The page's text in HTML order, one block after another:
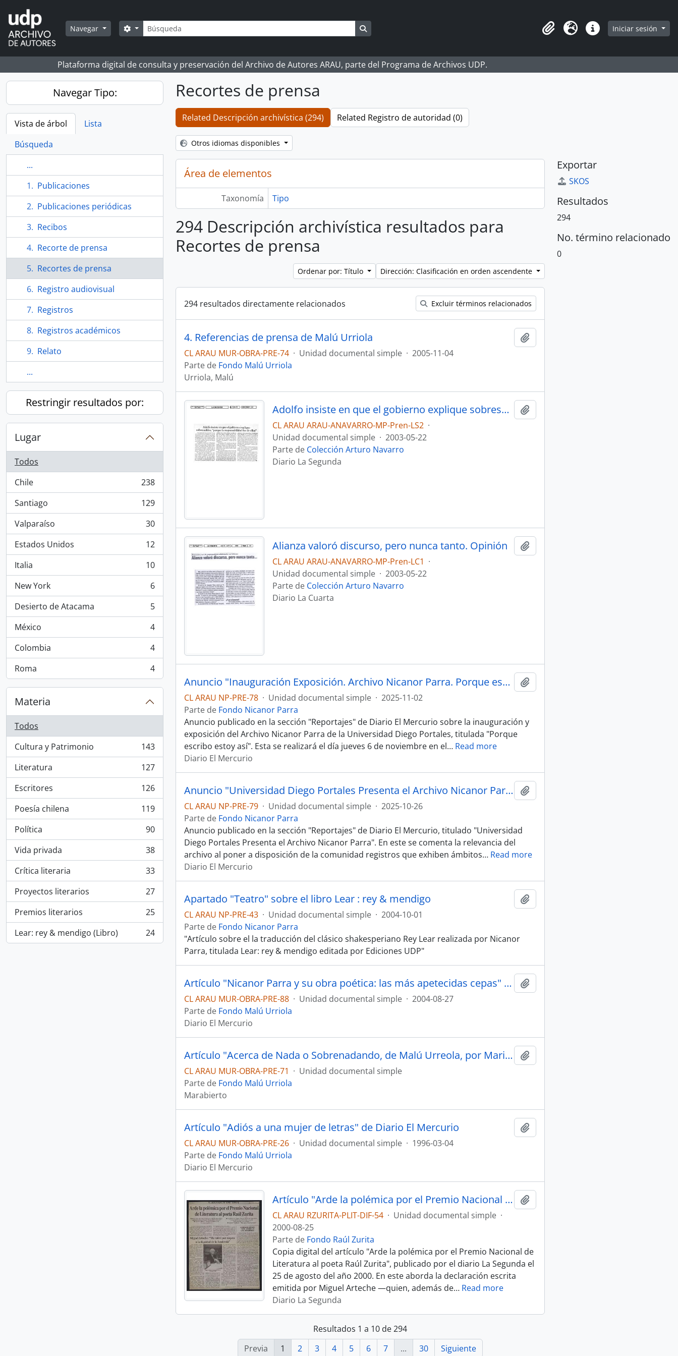
Skip to main content
Navegar Búsqueda
Search options
Portapapeles
Idioma Enlaces rápidos
Iniciar sesión
Plataforma digital de consulta y preservación del Archivo de Autores ARAU, parte del Programa de Archivos UDP.
Navegar Tipo:
Vista de árbol
Lista
Búsqueda
...
Publicaciones
Publicaciones periódicas
Recibos
Recorte de prensa
Recortes de prensa
Registro audiovisual
Registros
Registros académicos
Relato
...
Restringir resultados por:
Lugar
Todos
Chile
, 238 resultados
238
Santiago
, 129 resultados
129
Valparaíso
, 30 resultados
30
Estados Unidos
, 12 resultados
12
Italia
, 10 resultados
10
New York
, 6 resultados
6
Desierto de Atacama
, 5 resultados
5
México
, 4 resultados
4
Colombia
, 4 resultados
4
Roma
, 4 resultados 4
Materia
Todos
Cultura y Patrimonio
, 143 resultados
143
Literatura
, 127 resultados
127
Escritores
, 126 resultados
126
Poesía chilena
, 119 resultados
119
Política
, 90 resultados
90
Vida privada
, 38 resultados
38
Crítica literaria
, 33 resultados
33
Proyectos literarios
, 27 resultados
27
Premios literarios
, 25 resultados
25
Lear: rey & mendigo (Libro)
, 24 resultados 24
Recortes de prensa
Related Descripción archivística (294) Related Registro de autoridad (0)
Otros idiomas disponibles
Área de elementos
Taxonomía Tipo
294 Descripción archivística resultados para
Recortes de prensa
Ordenar por: Título Dirección: Clasificación en orden ascendente
294 resultados directamente relacionados Excluir términos relacionados
4. Referencias de prensa de Malú Urriola
CL ARAU MUR-OBRA-PRE-74 · Unidad documental simple · 2005-11-04
Parte de Fondo Malú Urriola
Urriola, Malú
Adolfo insiste en que el gobierno explique sobresueldos, "porque la responsabilidad fue de ellos". Opinión
CL ARAU ARAU-ANAVARRO-MP-Pren-LS2 ·
Unidad documental simple · 2003-05-22
Parte de Colección Arturo Navarro
Diario La Segunda
Alianza valoró discurso, pero nunca tanto. Opinión
CL ARAU ARAU-ANAVARRO-MP-Pren-LC1 ·
Unidad documental simple · 2003-05-22
Parte de Colección Arturo Navarro
Diario La Cuarta
Anuncio "Inauguración Exposición. Archivo Nicanor Parra. Porque escribo estoy así" en Reportajes de El Mercurio
CL ARAU NP-PRE-78 · Unidad documental simple · 2025-11-02
Parte de Fondo Nicanor Parra
Anuncio publicado en la sección "Reportajes" de Diario El Mercurio sobre la inauguración y
exposición del Archivo Nicanor Parra de la Universidad Diego Portales, titulada "Porque
escribo estoy así". Esta se realizará el día jueves 6 de noviembre en el… Read more
Diario El Mercurio
Anuncio "Universidad Diego Portales Presenta el Archivo Nicanor Parra" en Reportajes de El Mercurio
CL ARAU NP-PRE-79 · Unidad documental simple · 2025-10-26
Parte de Fondo Nicanor Parra
Anuncio publicado en la sección "Reportajes" de Diario El Mercurio, titulado "Universidad
Diego Portales Presenta el Archivo Nicanor Parra". En este se comenta la relevancia del
archivo al poner a disposición de la comunidad registros que exhiben ámbitos… Read more
Diario El Mercurio
Apartado "Teatro" sobre el libro Lear : rey & mendigo
CL ARAU NP-PRE-43 · Unidad documental simple · 2004-10-01
Parte de Fondo Nicanor Parra
"Artículo sobre el la traducción del clásico shakesperiano Rey Lear realizada por Nicanor
Parra, titulada Lear: rey & mendigo editada por Ediciones UDP"
Artículo "Nicanor Parra y su obra poética: las más apetecidas cepas" de Diario El Mercurio
CL ARAU MUR-OBRA-PRE-88 · Unidad documental simple · 2004-08-27
Parte de Fondo Malú Urriola
Diario El Mercurio
Artículo "Acerca de Nada o Sobrenadando, de Malú Urreola, por Marina Arrate" en Marabierto
CL ARAU MUR-OBRA-PRE-71 · Unidad documental simple
Parte de Fondo Malú Urriola
Marabierto
Artículo "Adiós a una mujer de letras" de Diario El Mercurio
CL ARAU MUR-OBRA-PRE-26 · Unidad documental simple · 1996-03-04
Parte de Fondo Malú Urriola
Diario El Mercurio
Artículo "Arde la polémica por el Premio Nacional de Literatura al poeta Raúl Zurita" de Diario La Segunda
CL ARAU RZURITA-PLIT-DIF-54 · Unidad documental simple ·
2000-08-25
Parte de Fondo Raúl Zurita
Copia digital del artículo "Arde la polémica por el Premio Nacional de
Literatura al poeta Raúl Zurita", publicado por el diario La Segunda el
25 de agosto del año 2000. En este aborda la declaración escrita
emitida por Miguel Arteche —quien, además de… Read more
Diario La Segunda
Resultados 1 a 10 de 294
Previa
1 2 3 4 5 6 7 ... 30 Siguiente
Exportar
SKOS
Resultados
294
No. término relacionado
0